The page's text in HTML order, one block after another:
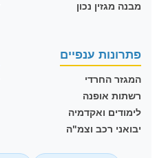
מבנה מגזין נכון
פתרונות ענפיים
המגזר החרדי
רשתות אופנה
לימודים ואקדמיה
יבואני רכב וצמ"ה